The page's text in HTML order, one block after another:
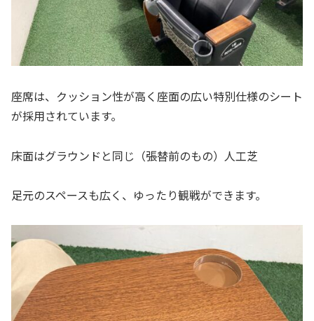
座席は、クッション性が高く座面の広い特別仕様のシート
が採用されています。
床面はグラウンドと同じ（張替前のもの）人工芝
足元のスペースも広く、ゆったり観戦ができます。